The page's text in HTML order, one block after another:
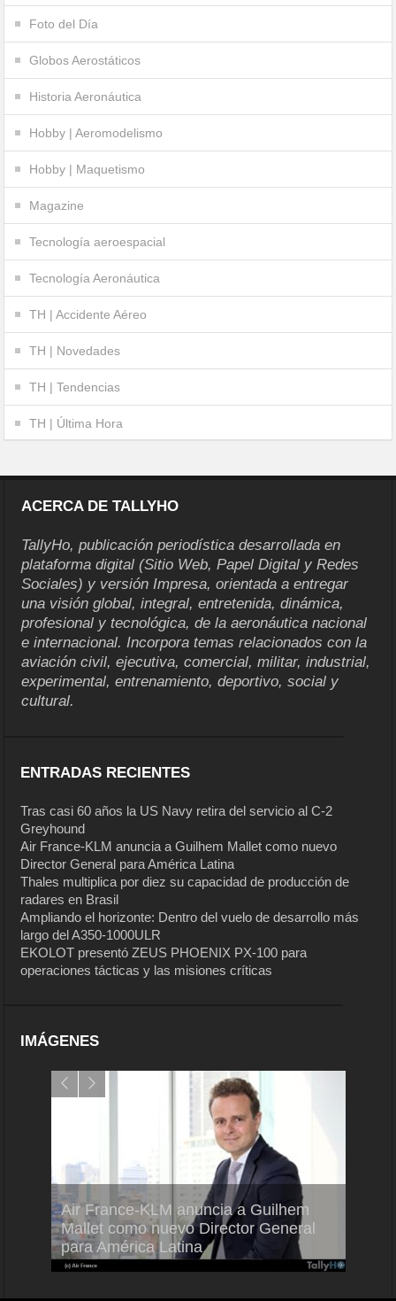
Foto del Día
Globos Aerostáticos
Historia Aeronáutica
Hobby | Aeromodelismo
Hobby | Maquetismo
Magazine
Tecnología aeroespacial
Tecnología Aeronáutica
TH | Accidente Aéreo
TH | Novedades
TH | Tendencias
TH | Última Hora
ACERCA DE TALLYHO
TallyHo, publicación periodística desarrollada en
plataforma digital (Sitio Web, Papel Digital y Redes
Sociales) y versión Impresa, orientada a entregar
una visión global, integral, entretenida, dinámica,
profesional y tecnológica, de la aeronáutica nacional
e internacional. Incorpora temas relacionados con la
aviación civil, ejecutiva, comercial, militar, industrial,
experimental, entrenamiento, deportivo, social y
cultural.
ENTRADAS RECIENTES
Tras casi 60 años la US Navy retira del servicio al C-2
Greyhound
Air France-KLM anuncia a Guilhem Mallet como nuevo
Director General para América Latina
Thales multiplica por diez su capacidad de producción de
radares en Brasil
Ampliando el horizonte: Dentro del vuelo de desarrollo más
largo del A350-1000ULR
EKOLOT presentó ZEUS PHOENIX PX-100 para
operaciones tácticas y las misiones críticas
IMÁGENES
Air France-KLM anuncia a Guilhem
Mallet como nuevo Director General
para América Latina